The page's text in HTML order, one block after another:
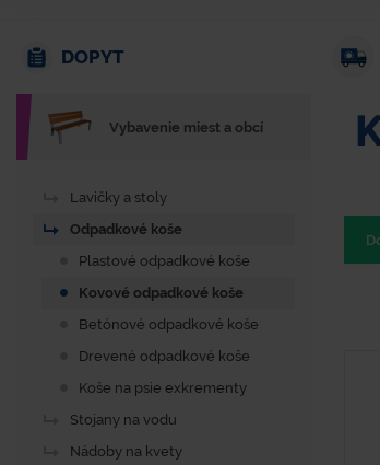
DOPYT
Vybavenie miest a obcí
Lavičky a stoly
Odpadkové koše
Plastové odpadkové koše
Kovové odpadkové koše
Betónové odpadkové koše
Drevené odpadkové koše
Koše na psie exkrementy
Stojany na vodu
Nádoby na kvety